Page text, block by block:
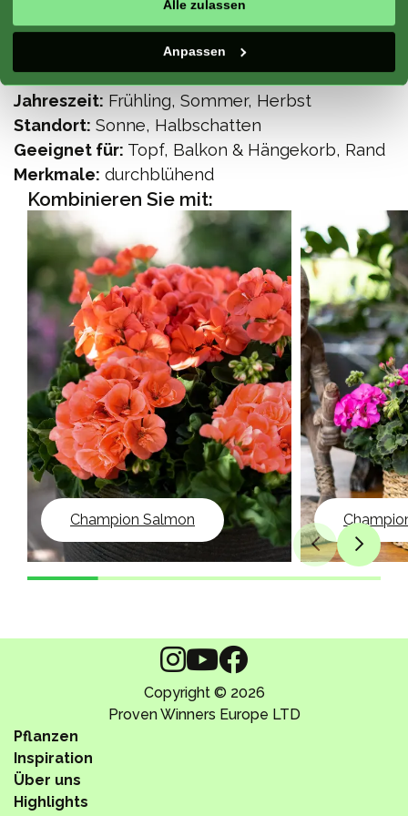
Alle zulassen
Anpassen
Atlantik, Mittelmeer, Kontinentale,
Berg
Jahreszeit: Frühling, Sommer, Herbst
Standort: Sonne, Halbschatten
Geeignet für: Topf, Balkon & Hängekorb, Rand
Merkmale: durchblühend
Kombinieren Sie mit:
Champion Salmon
Copyright © 2026
Proven Winners Europe LTD
Pflanzen
Inspiration
Über uns
Highlights